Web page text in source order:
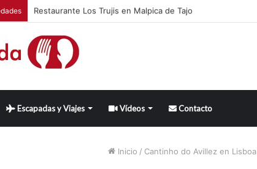
Restaurante Los Trujis en Malpica de Tajo
Escapadas y Viajes Vídeos Contacto
Inicio / Cantinho do Avillez en Lisboa